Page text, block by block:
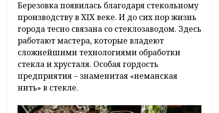
Березовка появилась благодаря стекольному
производству в XIX веке. И до сих пор жизнь
города тесно связана со стеклозаводом. Здесь
работают мастера, которые владеют
сложнейшими технологиями обработки
стекла и хрусталя. Особая гордость
предприятия – знаменитая «неманская
нить» в стекле.